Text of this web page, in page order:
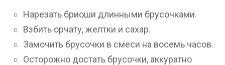
Нарезать бриоши длинными брусочками.
Взбить орчату, желтки и сахар.
Замочить брусочки в смеси на восемь часов.
Осторожно достать брусочки, аккуратно